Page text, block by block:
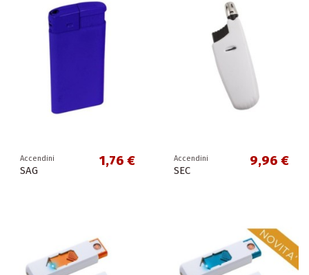
Accendini
SAG
1,76 € Accendini
SEC
9,96 €